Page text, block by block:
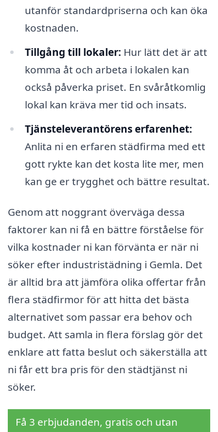
utanför standardpriserna och kan öka
kostnaden.
Tillgång till lokaler: Hur lätt det är att
komma åt och arbeta i lokalen kan
också påverka priset. En svåråtkomlig
lokal kan kräva mer tid och insats.
Tjänsteleverantörens erfarenhet:
Anlita ni en erfaren städfirma med ett
gott rykte kan det kosta lite mer, men
kan ge er trygghet och bättre resultat.
Genom att noggrant överväga dessa
faktorer kan ni få en bättre förståelse för
vilka kostnader ni kan förvänta er när ni
söker efter industristädning i Gemla. Det
är alltid bra att jämföra olika offertar från
flera städfirmor för att hitta det bästa
alternativet som passar era behov och
budget. Att samla in flera förslag gör det
enklare att fatta beslut och säkerställa att
ni får ett bra pris för den städtjänst ni
söker.
Få 3 erbjudanden, gratis och utan